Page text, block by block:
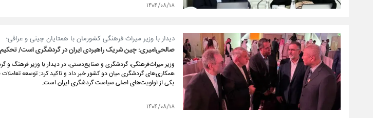
۱۴۰۴/۰۸/۱۸
دیدار با وزیر میراث فرهنگی کشورمان با همتایان چینی و عراقی؛
صالحی‌امیری: چین شریک راهبردی ایران در گردشگری است/ تحکیم
وزیر میراث‌فرهنگی، گردشگری و صنایع‌دستی، در دیدار با وزیر فرهنگ
همکاری‌های گردشگری میان دو کشور خبر داد و تاکید کرد: توسعه
یکی از اولویت‌های اصلی سیاست گردشگری ایران است.
۱۴۰۴/۰۸/۱۸